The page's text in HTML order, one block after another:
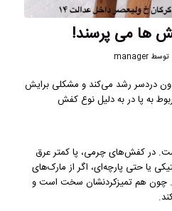
توسط manager
دردسر رشد می‌کند و مشکلی برايش
به پا در به دليل نوع کفش
در كفش‌های چرمی، پا كمتر عرق
یا حتی پارچه‌ای، اگر از مارک‌های
چون هم تمیزکردنشان سخت است و